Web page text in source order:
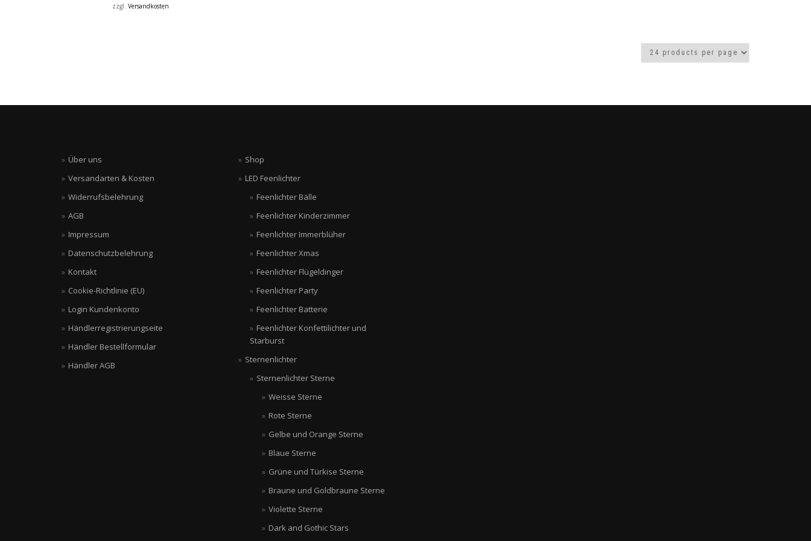
zzgl.Versandkosten
Über uns
Versandarten & Kosten
Widerrufsbelehrung
AGB
Impressum
Datenschutzbelehrung
Kontakt
Cookie-Richtlinie (EU)
Login Kundenkonto
Händlerregistrierungseite
Händler Bestellformular
Händler AGB
Shop
LED Feenlichter
Feenlichter Bälle
Feenlichter Kinderzimmer
Feenlichter Immerblüher
Feenlichter Xmas
Feenlichter Flügeldinger
Feenlichter Party
Feenlichter Batterie
Feenlichter Konfettilichter und
Starburst
Sternenlichter
Sternenlichter Sterne
Weisse Sterne
Rote Sterne
Gelbe und Orange Sterne
Blaue Sterne
Grüne und Türkise Sterne
Braune und Goldbraune Sterne
Violette Sterne
Dark and Gothic Stars